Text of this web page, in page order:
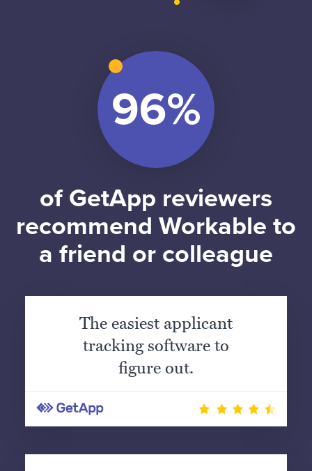
of GetApp reviewers
recommend Workable to
a friend or colleague
The easiest applicant
tracking software to
figure out.